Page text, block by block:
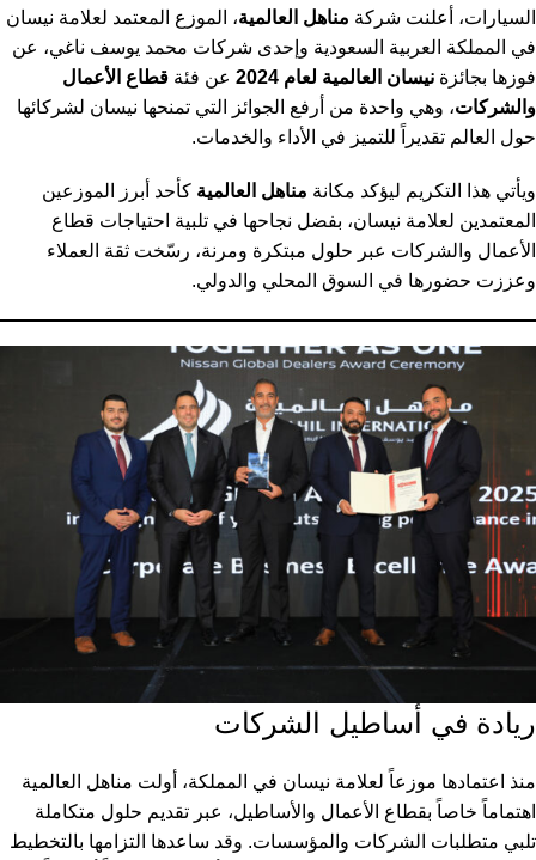
السيارات، أعلنت شركة مناهل العالمية، الموزع المعتمد لعلامة نيسان
في المملكة العربية السعودية وإحدى شركات محمد يوسف ناغي، عن
فوزها بجائزة نيسان العالمية لعام 2024 عن فئة قطاع الأعمال
والشركات، وهي واحدة من أرفع الجوائز التي تمنحها نيسان لشركائها
حول العالم تقديراً للتميز في الأداء والخدمات.
ويأتي هذا التكريم ليؤكد مكانة مناهل العالمية كأحد أبرز الموزعين
المعتمدين لعلامة نيسان، بفضل نجاحها في تلبية احتياجات قطاع
الأعمال والشركات عبر حلول مبتكرة ومرنة، رسّخت ثقة العملاء
وعززت حضورها في السوق المحلي والدولي.
ريادة في أساطيل الشركات
منذ اعتمادها موزعاً لعلامة نيسان في المملكة، أولت مناهل العالمية
اهتماماً خاصاً بقطاع الأعمال والأساطيل، عبر تقديم حلول متكاملة
تلبي متطلبات الشركات والمؤسسات. وقد ساعدها التزامها بالتخطيط